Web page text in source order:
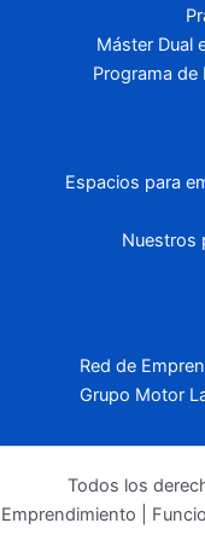
Máster Dual
Programa
Espacios para
Nuestros
Red de
Grupo Motor
Todos los
Emprendimiento |